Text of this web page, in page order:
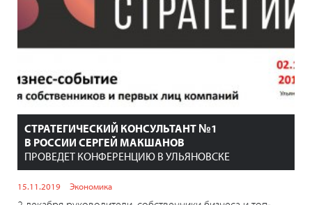
СТРАТЕГИЧЕСКИЙ КОНСУЛЬТАНТ №1
В РОССИИ СЕРГЕЙ МАКШАНОВ
ПРОВЕДЕТ КОНФЕРЕНЦИЮ В УЛЬЯНОВСКЕ
15.11.2019 Экономика